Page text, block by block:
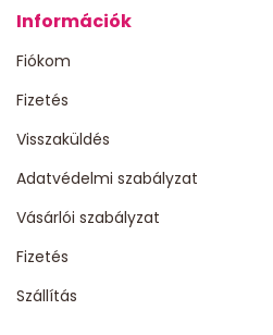
Információk
Fiókom
Fizetés
Visszaküldés
Adatvédelmi szabályzat
Vásárlói szabályzat
Fizetés
Szállítás